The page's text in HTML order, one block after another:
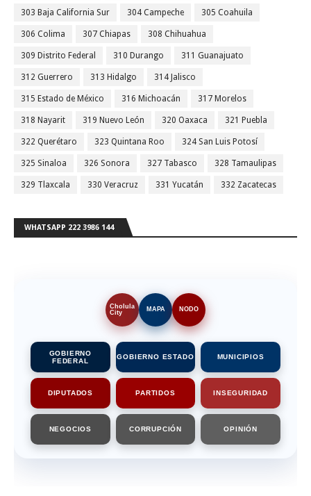
303 Baja California Sur 304 Campeche 305 Coahuila
306 Colima 307 Chiapas 308 Chihuahua
309 Distrito Federal 310 Durango 311 Guanajuato
312 Guerrero 313 Hidalgo 314 Jalisco
315 Estado de México 316 Michoacán 317 Morelos
318 Nayarit 319 Nuevo León 320 Oaxaca 321 Puebla
322 Querétaro 323 Quintana Roo 324 San Luis Potosí
325 Sinaloa 326 Sonora 327 Tabasco 328 Tamaulipas
329 Tlaxcala 330 Veracruz 331 Yucatán 332 Zacatecas
WHATSAPP 222 3986 144
Cholula
City
MAPA NODO
GOBIERNO
FEDERAL
GOBIERNO ESTADO MUNICIPIOS
DIPUTADOS PARTIDOS INSEGURIDAD
NEGOCIOS CORRUPCIÓN OPINIÓN